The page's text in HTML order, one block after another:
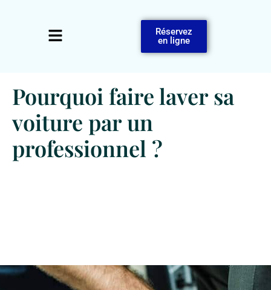
Réservez
en ligne
Pourquoi faire laver sa
voiture par un
professionnel ?